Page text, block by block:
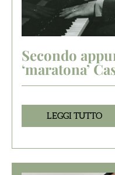
Secondo
‘maratona’
LEGGI TUTTO